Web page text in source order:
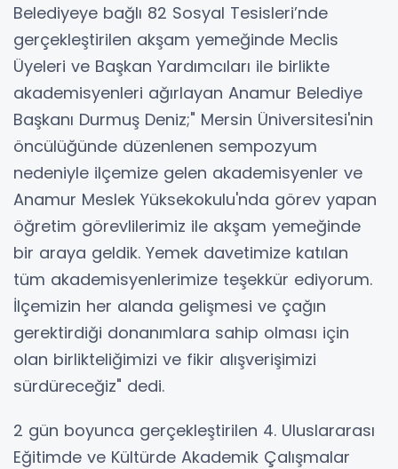
Belediyeye bağlı 82 Sosyal Tesisleri’nde
gerçekleştirilen akşam yemeğinde Meclis
Üyeleri ve Başkan Yardımcıları ile birlikte
akademisyenleri ağırlayan Anamur Belediye
Başkanı Durmuş Deniz;" Mersin Üniversitesi'nin
öncülüğünde düzenlenen sempozyum
nedeniyle ilçemize gelen akademisyenler ve
Anamur Meslek Yüksekokulu'nda görev yapan
öğretim görevlilerimiz ile akşam yemeğinde
bir araya geldik. Yemek davetimize katılan
tüm akademisyenlerimize teşekkür ediyorum.
İlçemizin her alanda gelişmesi ve çağın
gerektirdiği donanımlara sahip olması için
olan birlikteliğimizi ve fikir alışverişimizi
sürdüreceğiz" dedi.
2 gün boyunca gerçekleştirilen 4. Uluslararası
Eğitimde ve Kültürde Akademik Çalışmalar